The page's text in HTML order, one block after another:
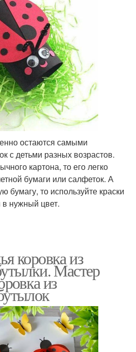
остаются самыми
с детьми разных возрастов.
картона, то его легко
бумаги или салфеток. А
бумагу, то используйте краски
в нужный цвет.
коровка из
Мастер
из